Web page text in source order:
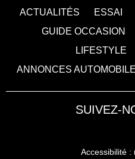
ACTUALITÉS ESSAI
GUIDE OCCASION
LIFESTYLE
ANNONCES
SUIVEZ-
Accessibilité :